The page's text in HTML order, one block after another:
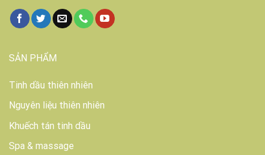
SẢN PHẨM
Tinh dầu thiên nhiên
Nguyên liệu thiên nhiên
Khuếch tán tinh dầu
Spa & massage